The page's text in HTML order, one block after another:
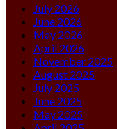
July 2026
June 2026
May 2026
April 2026
November 2025
August 2025
July 2025
June 2025
May 2025